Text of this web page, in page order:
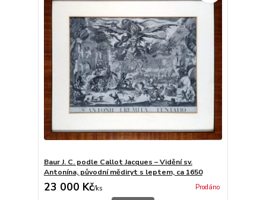
Baur J. C. podle Callot Jacques – Vidění sv.
Antonína, původní mědiryt s leptem, ca 1650
23 000 Kč/ks Prodáno